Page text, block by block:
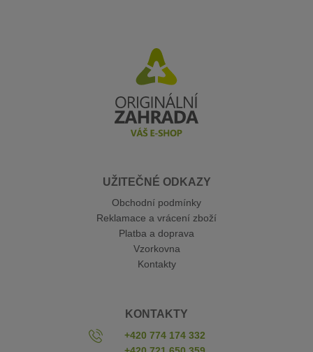
UŽITEČNÉ ODKAZY
Obchodní podmínky
Reklamace a vrácení zboží
Platba a doprava
Vzorkovna
Kontakty
KONTAKTY
+420 774 174 332